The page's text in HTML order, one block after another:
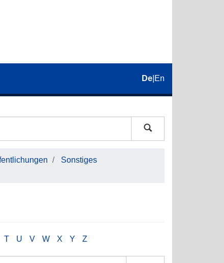
De En
Sonstiges
T U V W X Y Z